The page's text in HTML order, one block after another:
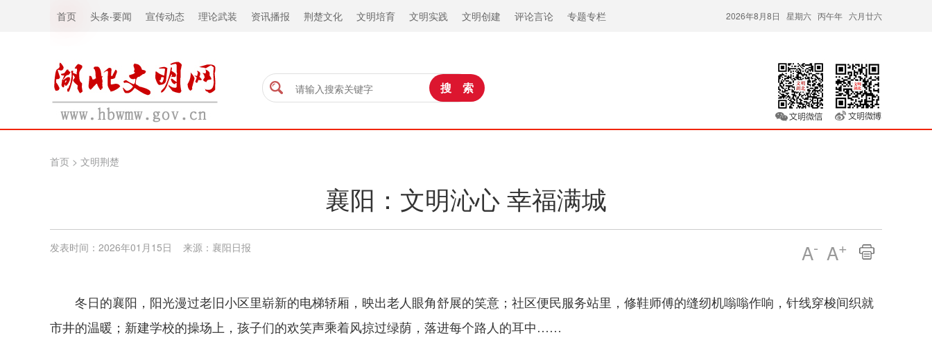
首页 头条·要闻 宣传动态 理论武装 资讯播报 荆楚文化 文明培育 文明实践 文明创建 评论言论 专题专栏 2026年8月8日 星期六 丙午年 六月廿六
首页 > 文明荆楚
襄阳：文明沁心 幸福满城
A- A+
发表时间：2026年01月15日 来源：襄阳日报
冬日的襄阳，阳光漫过老旧小区里崭新的电梯轿厢，映出老人眼角舒展的笑意；社区便民服务站里，修鞋师傅的缝纫机嗡嗡作响，针线穿梭间织就
市井的温暖；新建学校的操场上，孩子们的欢笑声乘着风掠过绿荫，落进每个路人的耳中……